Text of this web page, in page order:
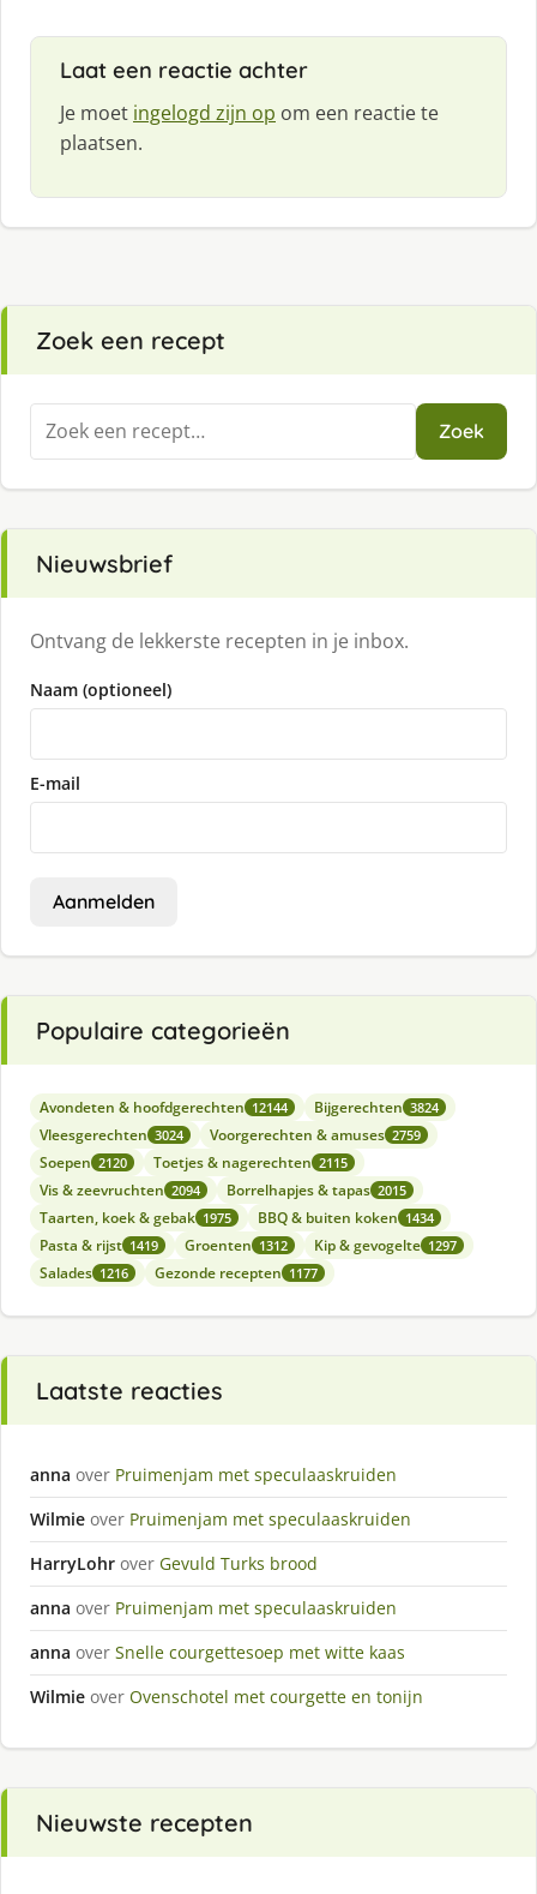
Laat een reactie achter
Je moet ingelogd zijn op om een reactie te
plaatsen.
Zoek een recept
Zoeken
naar:
Zoek
Nieuwsbrief
Ontvang de lekkerste recepten in je inbox.
Naam (optioneel)
E-mail
Aanmelden
Populaire categorieën
Avondeten & hoofdgerechten 12144 Bijgerechten 3824
Vleesgerechten 3024 Voorgerechten & amuses 2759
Soepen 2120 Toetjes & nagerechten 2115
Vis & zeevruchten 2094 Borrelhapjes & tapas 2015
Taarten, koek & gebak 1975 BBQ & buiten koken 1434
Pasta & rijst 1419 Groenten 1312 Kip & gevogelte 1297
Salades 1216 Gezonde recepten 1177
Laatste reacties
anna over Pruimenjam met speculaaskruiden
Wilmie over Pruimenjam met speculaaskruiden
HarryLohr over Gevuld Turks brood
anna over Pruimenjam met speculaaskruiden
anna over Snelle courgettesoep met witte kaas
Wilmie over Ovenschotel met courgette en tonijn
Nieuwste recepten